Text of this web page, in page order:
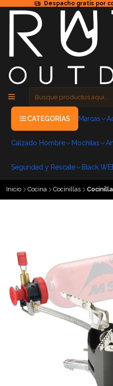
Despacho gratis por
CATEGORÍAS Marcas
Calzado Hombre Mochilas
Seguridad y Rescate Black
Inicio Cocina Cocinillas Cocinilla